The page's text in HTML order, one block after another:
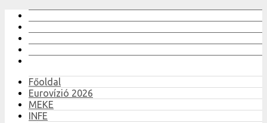
Főoldal
Eurovízió 2026
MEKE
INFE